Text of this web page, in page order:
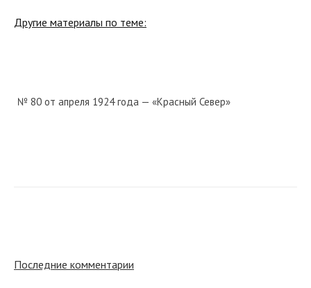
Другие материалы по теме:
№ 80 от апреля 1924 года — «Красный Север»
Последние комментарии